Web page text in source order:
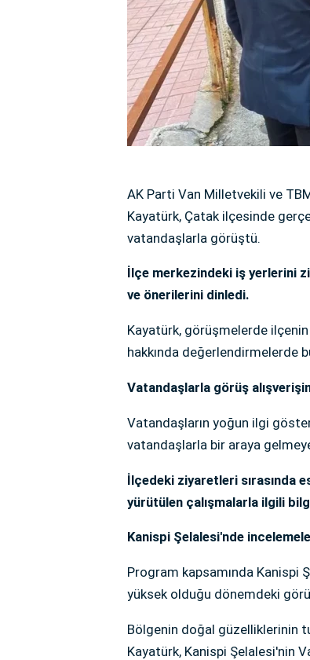
AK Parti Van Milletvekili ve
Kayatürk, Çatak ilçesinde
vatandaşlarla görüştü.
İlçe merkezindeki iş yerlerini
ve önerilerini dinledi.
Kayatürk, görüşmelerde
hakkında değerlendirmelerde
Vatandaşlarla görüş
Vatandaşların yoğun ilgi
vatandaşlarla bir araya
İlçedeki ziyaretleri sırasında
yürütülen çalışmalarla ilgili
Kanispi Şelalesi'nde
Program kapsamında Kanispi
yüksek olduğu dönemdeki
Bölgenin doğal güzelliklerinin
Kayatürk, Kanispi Şelalesi'nin